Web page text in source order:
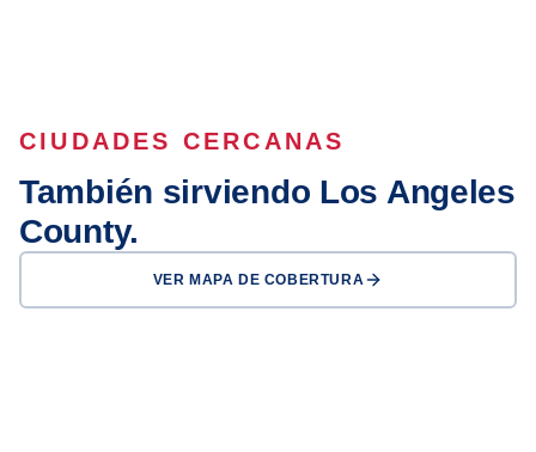
CIUDADES CERCANAS
También sirviendo Los Angeles
County.
VER MAPA DE COBERTURA